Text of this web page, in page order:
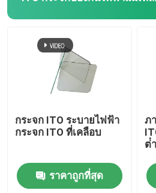
กระจก ITO ระบายไฟฟ้า
กระจก ITO ที่เคลือบ
ราคาถูกที่สุด
ภ
ต่ํ